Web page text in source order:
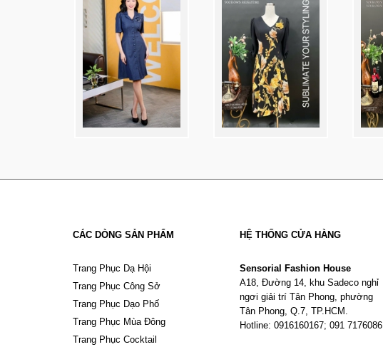
CÁC DÒNG SẢN PHẨM
Trang Phục Dạ Hội
Trang Phục Công Sở
Trang Phục Dạo Phố
Trang Phục Mùa Đông
Trang Phục Cocktail
HỆ THỐNG CỬA HÀNG
Sensorial Fashion House
A18, Đường 14, khu Sadeco nghỉ
ngơi giải trí Tân Phong, phường
Tân Phong, Q.7, TP.HCM.
Hotline: 0916160167; 091 7176086